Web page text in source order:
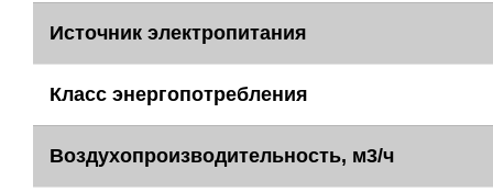
Источник электропитания
Класс энергопотребления
Воздухопроизводительность, м3/ч